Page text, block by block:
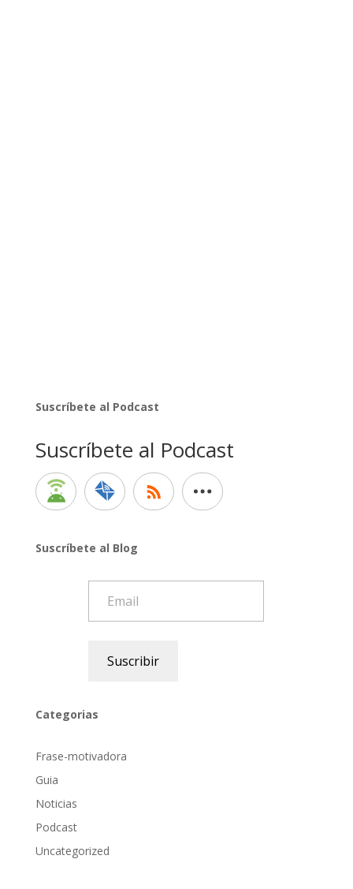
Suscríbete al Podcast
Suscríbete al Podcast
Suscríbete al Blog
Suscribir
Categorias
Frase-motivadora
Guia
Noticias
Podcast
Uncategorized